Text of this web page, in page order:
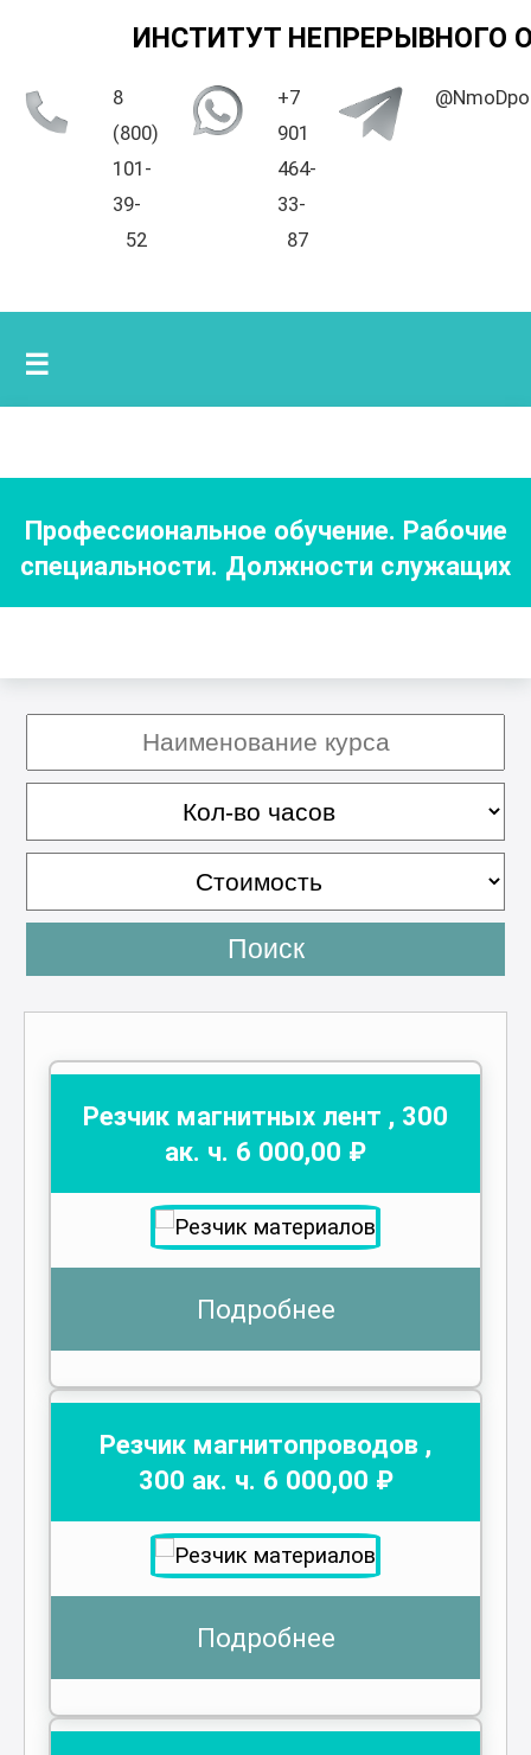
ИНСТИТУТ НЕПРЕРЫВНОГО
8
(800)
101-
39-
52
+7
901
464-
33-
87
☰
Профессиональное обучение. Рабочие
специальности. Должности служащих
Поиск
Резчик магнитных лент , 300
ак. ч. 6 000,00 ₽
Подробнее
Резчик магнитопроводов ,
300 ак. ч. 6 000,00 ₽
Подробнее